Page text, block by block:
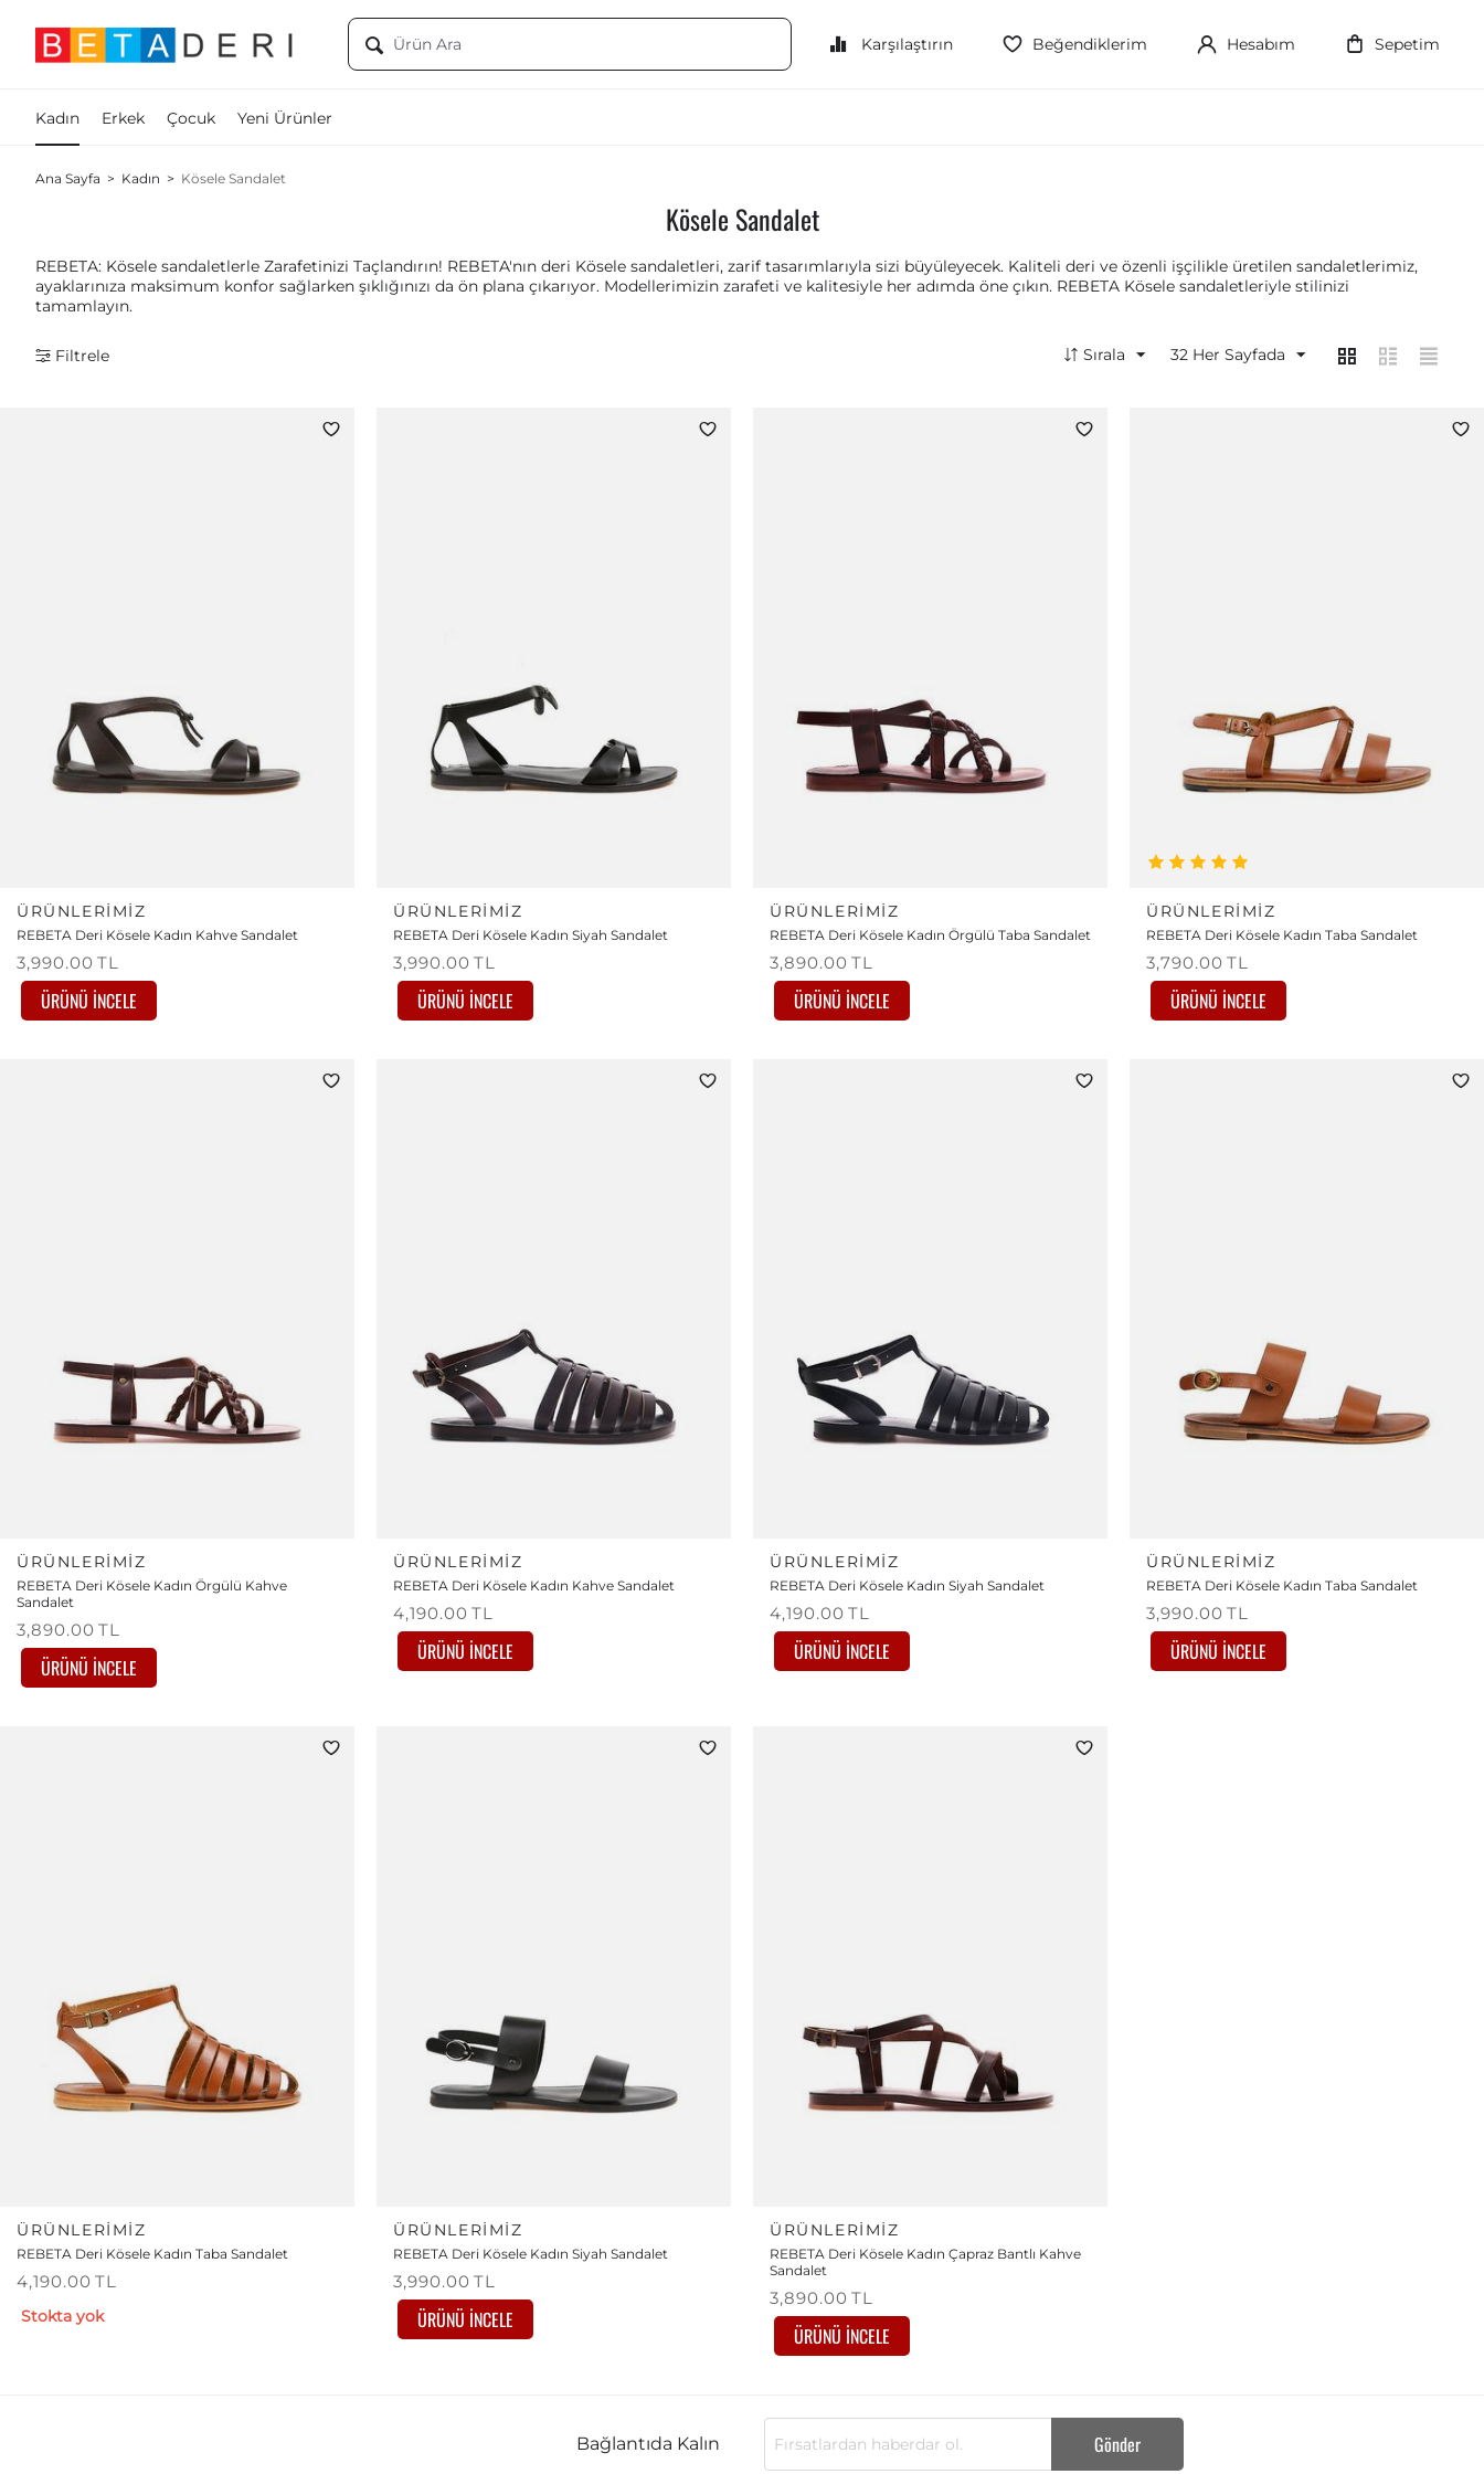
Karşılaştırın Beğendiklerim Hesabım Sepetim
Kadın Erkek Çocuk Yeni Ürünler
Ana Sayfa > Kadın > Kösele Sandalet
Kösele Sandalet
REBETA: Kösele sandaletlerle Zarafetinizi Taçlandırın! REBETA'nın deri Kösele sandaletleri, zarif tasarımlarıyla sizi büyüleyecek. Kaliteli deri ve özenli işçilikle üretilen sandaletlerimiz,
ayaklarınıza maksimum konfor sağlarken şıklığınızı da ön plana çıkarıyor. Modellerimizin zarafeti ve kalitesiyle her adımda öne çıkın. REBETA Kösele sandaletleriyle stilinizi
tamamlayın.
Filtrele Sırala 32 Her Sayfada
ÜRÜNLERIMIZ
REBETA Deri Kösele Kadın Kahve Sandalet
3,990.00 TL
ÜRÜNÜ İNCELE
ÜRÜNLERIMIZ
REBETA Deri Kösele Kadın Siyah Sandalet
3,990.00 TL
ÜRÜNÜ İNCELE
ÜRÜNLERIMIZ
REBETA Deri Kösele Kadın Örgülü Taba Sandalet
3,890.00 TL
ÜRÜNÜ İNCELE
ÜRÜNLERIMIZ
REBETA Deri Kösele Kadın Taba Sandalet
3,790.00 TL
ÜRÜNÜ İNCELE
ÜRÜNLERIMIZ
REBETA Deri Kösele Kadın Örgülü Kahve
Sandalet
3,890.00 TL
ÜRÜNÜ İNCELE
ÜRÜNLERIMIZ
REBETA Deri Kösele Kadın Kahve Sandalet
4,190.00 TL
ÜRÜNÜ İNCELE
ÜRÜNLERIMIZ
REBETA Deri Kösele Kadın Siyah Sandalet
4,190.00 TL
ÜRÜNÜ İNCELE
ÜRÜNLERIMIZ
REBETA Deri Kösele Kadın Taba Sandalet
3,990.00 TL
ÜRÜNÜ İNCELE
ÜRÜNLERIMIZ
REBETA Deri Kösele Kadın Taba Sandalet
4,190.00 TL
Stokta yok
ÜRÜNLERIMIZ
REBETA Deri Kösele Kadın Siyah Sandalet
3,990.00 TL
ÜRÜNÜ İNCELE
ÜRÜNLERIMIZ
REBETA Deri Kösele Kadın Çapraz Bantlı Kahve
Sandalet
3,890.00 TL
ÜRÜNÜ İNCELE
Bağlantıda Kalın Gönder